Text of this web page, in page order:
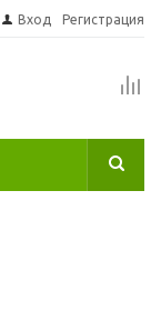
Вход Регистрация